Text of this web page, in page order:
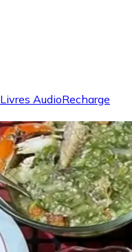
Livres AudioRecharge